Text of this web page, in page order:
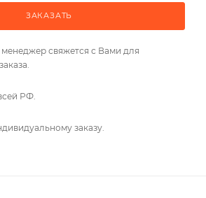
ЗАКАЗАТЬ
менеджер свяжется с Вами для
РФ.
заказу.